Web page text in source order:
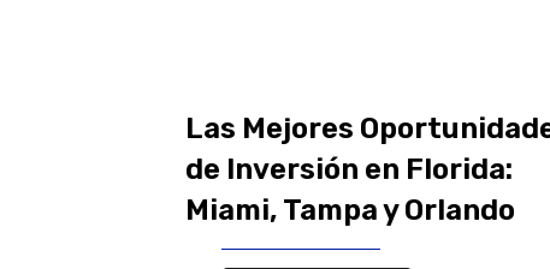
Las Mejores
de Inversión en Florida:
Miami, Tampa y Orlando